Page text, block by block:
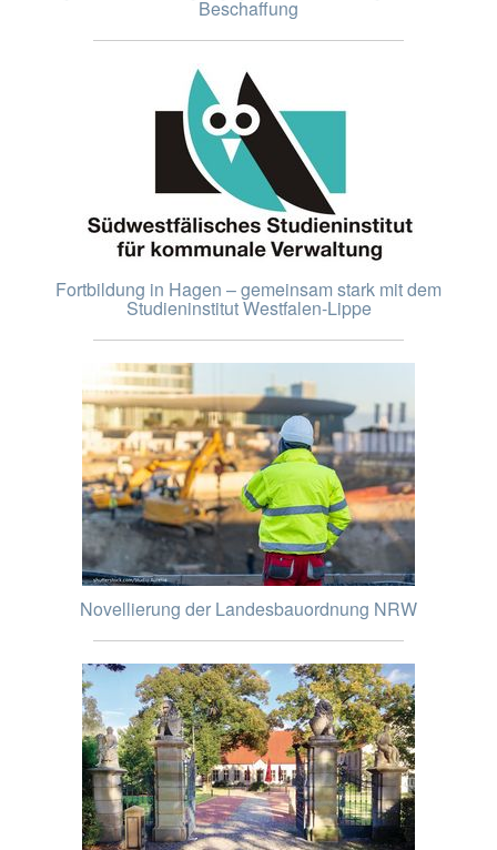
Beschaffung
Fortbildung in Hagen – gemeinsam stark mit dem
Studieninstitut Westfalen-Lippe
Novellierung der Landesbauordnung NRW